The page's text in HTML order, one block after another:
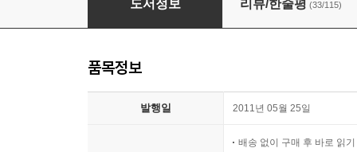
도서정보 리뷰/한줄평 (33/115)
품목정보
발행일 2011년 05월 25일
배송 없이 구매 후 바로 읽기